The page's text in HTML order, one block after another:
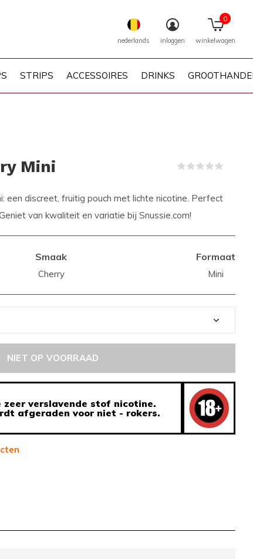
STRIPS ACCESSOIRES DRINKS
nederlands inloggen winkelwagen
0
Mini
een discreet, fruitig pouch met lichte nicotine. Perfect
van kwaliteit en variatie bij Snussie.com!
Smaak
Cherry
Formaat
Mini
NIET OP VOORRAAD
verslavende stof nicotine.
afgeraden voor niet - rokers.